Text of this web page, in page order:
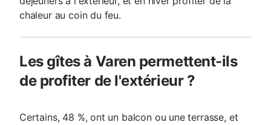
chaleur au coin du feu.
Les gîtes à Varen permettent-ils
de profiter de l'extérieur ?
Certains, 48 %, ont un balcon ou une terrasse, et